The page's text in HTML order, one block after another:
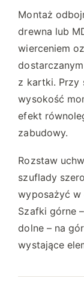
Montaż
drewna lub
wierceniem
z kartki. Przy
wysokość
efekt
zabudowy.
Rozstaw
szuflady
wyposażyć w
Szafki górne
dolne – na
wystające